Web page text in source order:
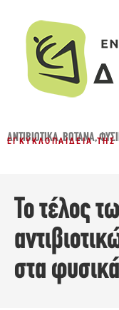
ΑΝΤΙΒΙΟΤΙΚΆ,ΒΌΤΑΝΑ,
ΕΓΚΥΚΛΟΠΑΊΔΕΙΑ
Το τέλος
στα